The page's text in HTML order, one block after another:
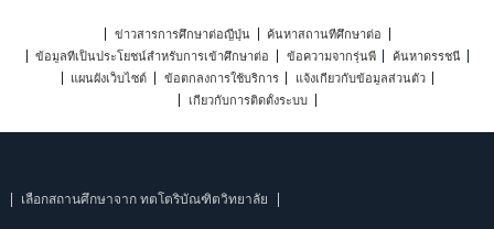
ข่าวสารการศึกษาต่อญี่ปุ่น
ค้นหาสถานที่ศึกษาต่อ
ข้อมูลที่เป็นประโยชน์สำหรับการเข้าศึกษาต่อ
ข้อความจากรุ่นพี่
ค้นหาดรรชนี
แผนผังเว็บไซต์
ข้อตกลงการใช้บริการ
แจ้งเกี่ยวกับข้อมูลส่วนตัว
เกี่ยวกับการติดตั้งระบบ
เลือกสถานศึกษาจาก ทตโตริบัณฑิตวิทยาลัย